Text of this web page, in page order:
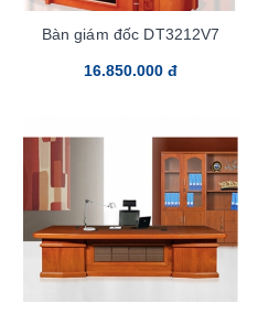
Bàn giám đốc DT3212V7
16.850.000 đ